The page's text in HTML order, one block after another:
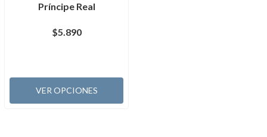
Príncipe Real
$5.890
VER OPCIONES